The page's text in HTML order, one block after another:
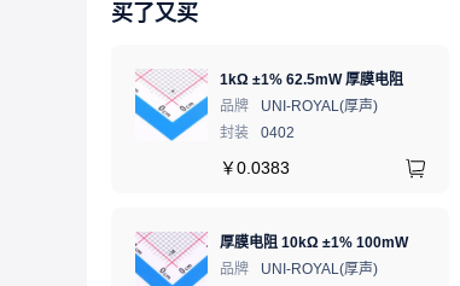
买了又买
1kΩ ±1% 62.5mW 厚膜电阻
品牌
UNI-ROYAL(厚声)
封装
0402
￥0.0383
厚膜电阻 10kΩ ±1% 100mW
品牌
UNI-ROYAL(厚声)